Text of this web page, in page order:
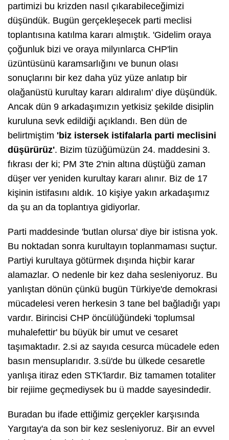
partimizi bu krizden nasıl çıkarabileceğimizi
düşündük. Bugün gerçekleşecek parti meclisi
toplantısına katılma kararı almıştık. 'Gidelim oraya
çoğunluk bizi ve oraya milyınlarca CHP'lin
üzüntüsünü karamsarlığını ve bunun olası
sonuçlarını bir kez daha yüz yüze anlatıp bir
olağanüstü kurultay kararı aldıralım' diye düşündük.
Ancak dün 9 arkadaşımızın yetkisiz şekilde disiplin
kuruluna sevk edildiği açıklandı. Ben dün de
belirtmiştim 'biz istersek istifalarla parti meclisini
düşürürüz'. Bizim tüzüğümüzün 24. maddesini 3.
fıkrası der ki; PM 3'te 2'nin altına düştüğü zaman
düşer ver yeniden kurultay kararı alınır. Biz de 17
kişinin istifasını aldık. 10 kişiye yakın arkadaşımız
da şu an da toplantıya gidiyorlar.
Parti maddesinde 'butlan olursa' diye bir istisna yok.
Bu noktadan sonra kurultayın toplanmaması suçtur.
Partiyi kurultaya götürmek dışında hiçbir karar
alamazlar. O nedenle bir kez daha sesleniyoruz. Bu
yanlıştan dönün çünkü bugün Türkiye'de demokrasi
mücadelesi veren herkesin 3 tane bel bağladığı yapı
vardır. Birincisi CHP öncülüğündeki 'toplumsal
muhalefettir' bu büyük bir umut ve cesaret
taşımaktadır. 2.si az sayıda cesurca mücadele eden
basın mensuplarıdır. 3.sü'de bu ülkede cesaretle
yanlışa itiraz eden STK'lardır. Biz tamamen totaliter
bir rejiime geçmediysek bu ü madde sayesindedir.
Buradan bu ifade ettiğimiz gerçekler karşısında
Yargıtay'a da son bir kez sesleniyoruz. Bir an evvel